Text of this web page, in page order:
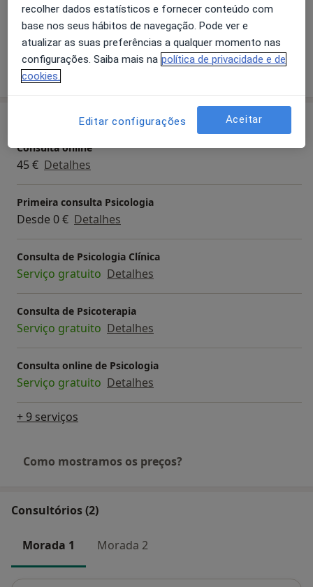
Pacientes que trato
Adultos
Mostrar mais detalhes
Serviços e preços
Consulta online
45 € Detalhes
Primeira consulta Psicologia
Desde 0 € Detalhes
Consulta de Psicologia Clínica
Serviço gratuito Detalhes
Consulta de Psicoterapia
Serviço gratuito Detalhes
Consulta online de Psicologia
Serviço gratuito Detalhes
+ 9 serviços
Como mostramos os preços?
Consultórios (2)
Morada 1 Morada 2
recolher dados estatísticos e fornecer conteúdo com
base nos seus hábitos de navegação. Pode ver e
atualizar as suas preferências a qualquer momento nas
configurações. Saiba mais na política de privacidade e de
cookies.
Editar configurações Aceitar